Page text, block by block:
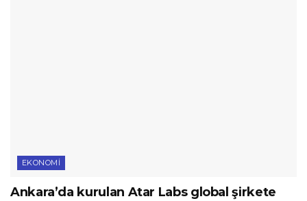
EKONOMI
Ankara’da kurulan Atar Labs global şirkete